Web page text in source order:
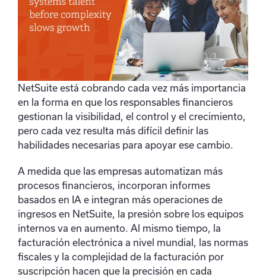
NetSuite está cobrando cada vez más importancia
en la forma en que los responsables financieros
gestionan la visibilidad, el control y el crecimiento,
pero cada vez resulta más difícil definir las
habilidades necesarias para apoyar ese cambio.
A medida que las empresas automatizan más
procesos financieros, incorporan informes
basados en IA e integran más operaciones de
ingresos en NetSuite, la presión sobre los equipos
internos va en aumento. Al mismo tiempo, la
facturación electrónica a nivel mundial, las normas
fiscales y la complejidad de la facturación por
suscripción hacen que la precisión en cada